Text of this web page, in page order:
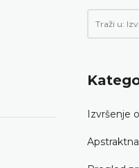
Izvršenje